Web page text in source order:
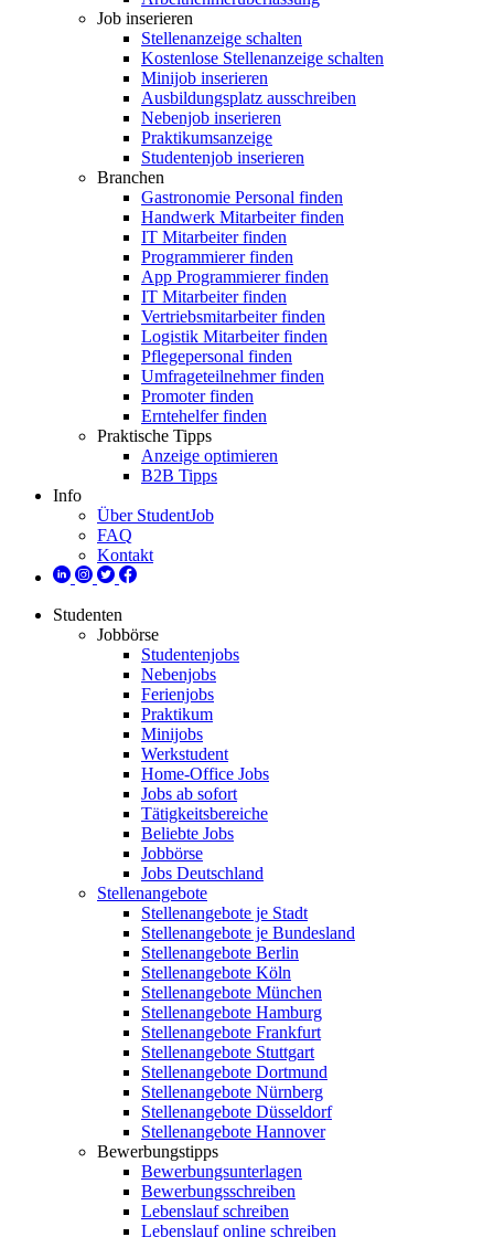
Job inserieren
Stellenanzeige schalten
Kostenlose Stellenanzeige schalten
Minijob inserieren
Ausbildungsplatz ausschreiben
Nebenjob inserieren
Praktikumsanzeige
Studentenjob inserieren
Branchen
Gastronomie Personal finden
Handwerk Mitarbeiter finden
IT Mitarbeiter finden
Programmierer finden
App Programmierer finden
IT Mitarbeiter finden
Vertriebsmitarbeiter finden
Logistik Mitarbeiter finden
Pflegepersonal finden
Umfrageteilnehmer finden
Promoter finden
Erntehelfer finden
Praktische Tipps
Anzeige optimieren
B2B Tipps
Info
Über StudentJob
FAQ
Kontakt
Studenten
Jobbörse
Studentenjobs
Nebenjobs
Ferienjobs
Praktikum
Minijobs
Werkstudent
Home-Office Jobs
Jobs ab sofort
Tätigkeitsbereiche
Beliebte Jobs
Jobbörse
Jobs Deutschland
Stellenangebote
Stellenangebote je Stadt
Stellenangebote je Bundesland
Stellenangebote Berlin
Stellenangebote Köln
Stellenangebote München
Stellenangebote Hamburg
Stellenangebote Frankfurt
Stellenangebote Stuttgart
Stellenangebote Dortmund
Stellenangebote Nürnberg
Stellenangebote Düsseldorf
Stellenangebote Hannover
Bewerbungstipps
Bewerbungsunterlagen
Bewerbungsschreiben
Lebenslauf schreiben
Lebenslauf online schreiben